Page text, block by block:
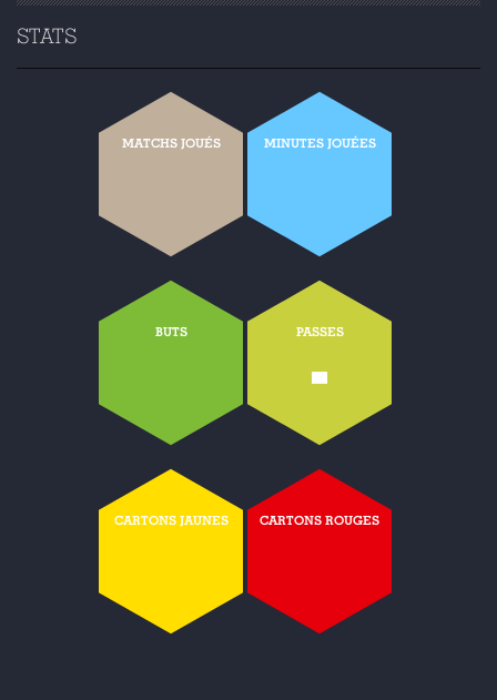
STATS
MATCHS JOUÉS MINUTES JOUÉES
BUTS PASSES
-
CARTONS JAUNES CARTONS ROUGES